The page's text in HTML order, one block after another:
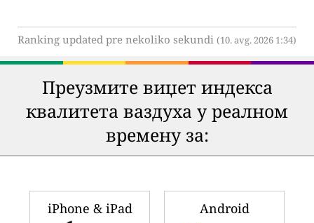
Ranking updated pre nekoliko sekundi (10. avg. 2026 1:34)
Преузмите виџет индекса
квалитета ваздуха у реалном
времену за:
iPhone & iPad Android